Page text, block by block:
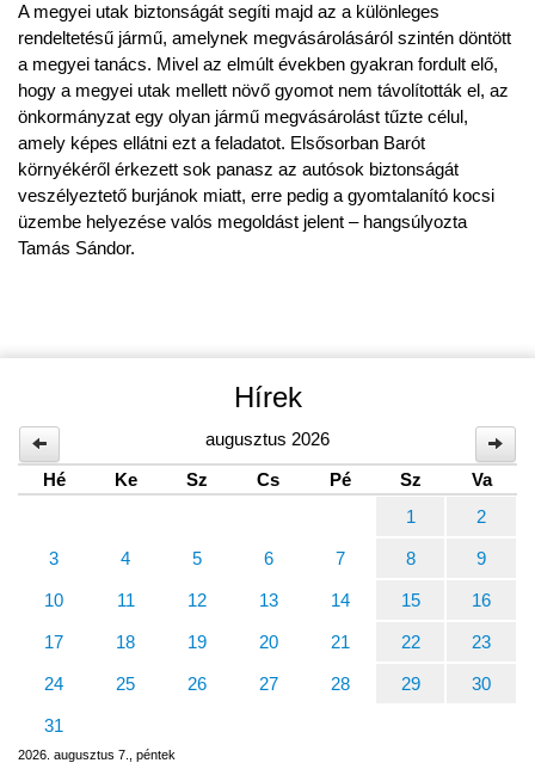
A megyei utak biztonságát segíti majd az a különleges
rendeltetésű jármű, amelynek megvásárolásáról szintén döntött
a megyei tanács. Mivel az elmúlt években gyakran fordult elő,
hogy a megyei utak mellett növő gyomot nem távolították el, az
önkormányzat egy olyan jármű megvásárolást tűzte célul,
amely képes ellátni ezt a feladatot. Elsősorban Barót
környékéről érkezett sok panasz az autósok biztonságát
veszélyeztető burjánok miatt, erre pedig a gyomtalanító kocsi
üzembe helyezése valós megoldást jelent – hangsúlyozta
Tamás Sándor.
Hírek
augusztus 2026
Hé
Ke Sz Cs Pé Sz
Va
1
2
3 4 5 6 7 8 9
10 11 12 13 14 15 16
17 18 19 20 21 22 23
24 25 26 27 28 29 30
31
2026. augusztus 7., péntek